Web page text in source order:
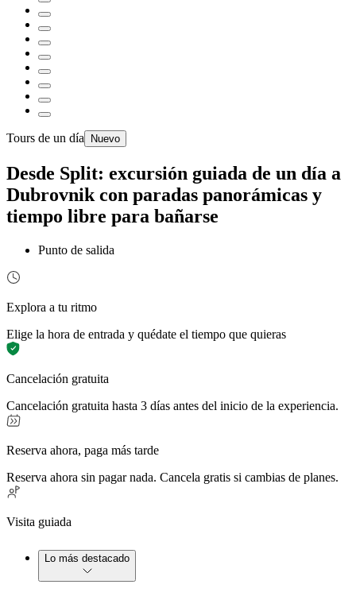
Tours de un día Nuevo
Desde Split: excursión guiada de un día a
Dubrovnik con paradas panorámicas y
tiempo libre para bañarse
Punto de salida
Explora a tu ritmo
Elige la hora de entrada y quédate el tiempo que quieras
Cancelación gratuita
Cancelación gratuita hasta 3 días antes del inicio de la experiencia.
Reserva ahora, paga más tarde
Reserva ahora sin pagar nada. Cancela gratis si cambias de planes.
Visita guiada
Lo más destacado